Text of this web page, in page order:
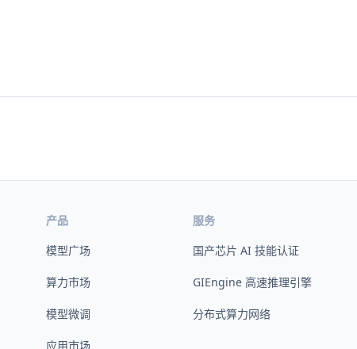
产品
模型广场
算力市场
模型微调
应用市场
服务
国产芯片 AI 技能认证
GIEngine 高速推理引擎
分布式算力网络